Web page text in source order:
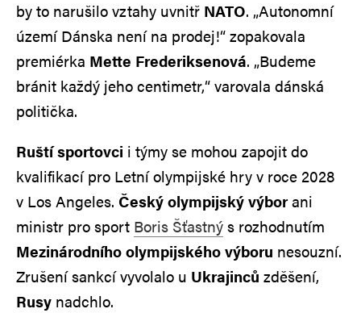
by to narušilo vztahy uvnitř NATO. „Autonomní
území Dánska není na prodej!“ zopakovala
premiérka Mette Frederiksenová. „Budeme
bránit každý jeho centimetr,“ varovala dánská
politička.
Ruští sportovci i týmy se mohou zapojit do
kvalifikací pro Letní olympijské hry v roce 2028
v Los Angeles. Český olympijský výborani
ministr pro sport Boris Šťastnýs rozhodnutím
Mezinárodního olympijského výboru nesouzní.
Zrušení sankcí vyvolalo u Ukrajinců zděšení,
Rusy nadchlo.